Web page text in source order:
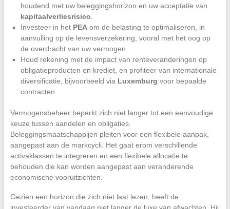
houdend met uw beleggingshorizon en uw acceptatie van
kapitaalverliesrisico
Investeer in het PEAom de belasting te optimaliseren, in
aanvulling op de levensverzekering, vooral met het oog op
de overdracht van uw vermogen.
Houd rekening met de impact van renteveranderingen op
obligatieproducten en krediet, en profiteer van internationale
diversificatie, bijvoorbeeld via Luxemburg voor bepaalde
contracten.
Vermogensbeheer beperkt zich niet langer tot een eenvoudige
keuze tussen aandelen en obligaties.
Beleggingsmaatschappijen pleiten voor een flexibele aanpak,
aangepast aan de markcycli. Het gaat erom verschillende
activaklassen te integreren en een flexibele allocatie te
behouden die kan worden aangepast aan veranderende
economische vooruitzichten.
Gezien een horizon die zich niet laat lezen, heeft de